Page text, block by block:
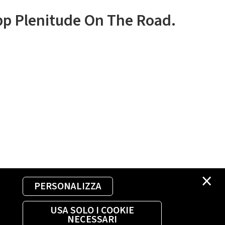
×
PERSONALIZZA
USA SOLO I COOKIE
NECESSARI
Plenitude On The Road.